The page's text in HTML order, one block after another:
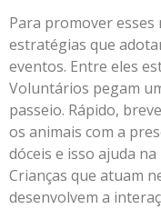
Para promover esses
estratégias que
eventos. Entre eles
Voluntários pegam
passeio. Rápido,
os animais com a
dóceis e isso ajuda
Crianças que atuam
desenvolvem a